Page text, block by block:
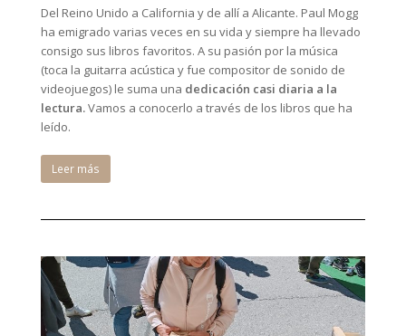
Del Reino Unido a California y de allí a Alicante. Paul Mogg
ha emigrado varias veces en su vida y siempre ha llevado
consigo sus libros favoritos. A su pasión por la música
(toca la guitarra acústica y fue compositor de sonido de
videojuegos) le suma una dedicación casi diaria a la
lectura.Vamos a conocerlo a través de los libros que ha
leído.
Leer más